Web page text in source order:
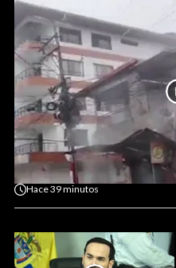
Hace39 minutos